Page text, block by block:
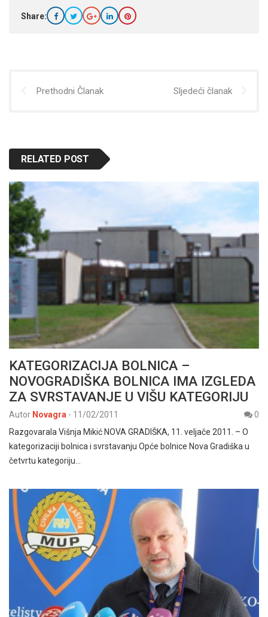
Share:
Prethodni Članak Sljedeći članak
RELATED POST
KATEGORIZACIJA BOLNICA –
NOVOGRADIŠKA BOLNICA IMA IZGLEDA
ZA SVRSTAVANJE U VIŠU KATEGORIJU
Autor Novagra - 11/02/2011
0
Razgovarala Višnja Mikić NOVA GRADIŠKA, 11. veljače 2011. – O
kategorizaciji bolnica i svrstavanju Opće bolnice Nova Gradiška u
četvrtu kategoriju…